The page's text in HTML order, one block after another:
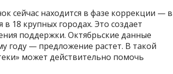
сейчас находится в фазе коррекции — в
18 крупных городах. Это создает
поддержки. Октябрьские данные
году — предложение растет. В такой
может действительно помочь